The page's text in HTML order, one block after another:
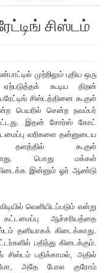
சிஸ்டம்
முற்றிலும் புதிய ஒரு
ஏற்படுத்தக் கூடிய திறன்
சிஸ்டத்தினை கூகுள்
பெயரில் சென்ற நவம்பர்
இதன் சோர்ஸ் கோட்
வரிகளை தன்னுடைய
கூகுள்
பொது மக்கள்
கிடைக்க இன்னும் ஓர் ஆண்டு
வெளியிடப்படும் என்று
ஆச்சரியத்தை
தனியாகக் கிடைக்காது.
பதிந்து கிடைக்கும்.
சிஸ்டம் பதிக்காமல், அதில்
அதே போல குரோம்